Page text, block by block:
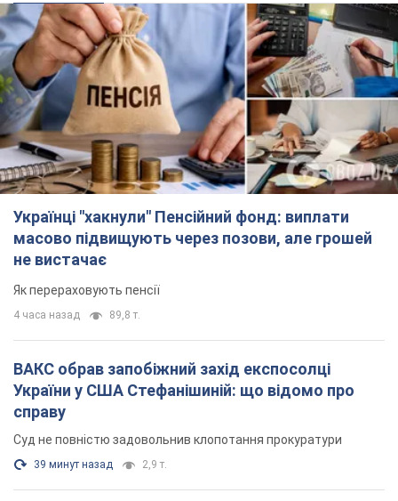
Українці "хакнули" Пенсійний фонд: виплати
масово підвищують через позови, але грошей
не вистачає
Як перераховують пенсії
4 часа назад 89,8 т.
ВАКС обрав запобіжний захід експосолці
України у США Стефанішиній: що відомо про
справу
Суд не повністю задовольнив клопотання прокуратури
39 минут назад 2,9 т.